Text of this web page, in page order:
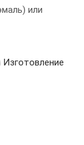
или
Изготовление